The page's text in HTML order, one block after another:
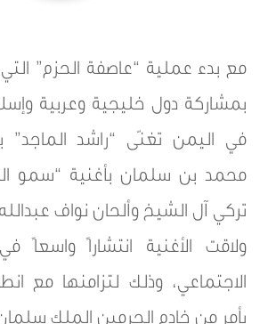
مع بدء عملية “عاصفة الحزم”
بمشاركة دول خليجية وعربية
في اليمن تغنّى “راشد الماجد”
محمد بن سلمان بأغنية “سمو
تركي آل الشيخ وألحان نواف
ولاقت الأغنية انتشاراً واسعاً
الاجتماعي، وذلك لتزامنها مع
بأمر من خادم الحرمين الملك